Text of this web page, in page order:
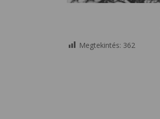
Megtekintés: 362